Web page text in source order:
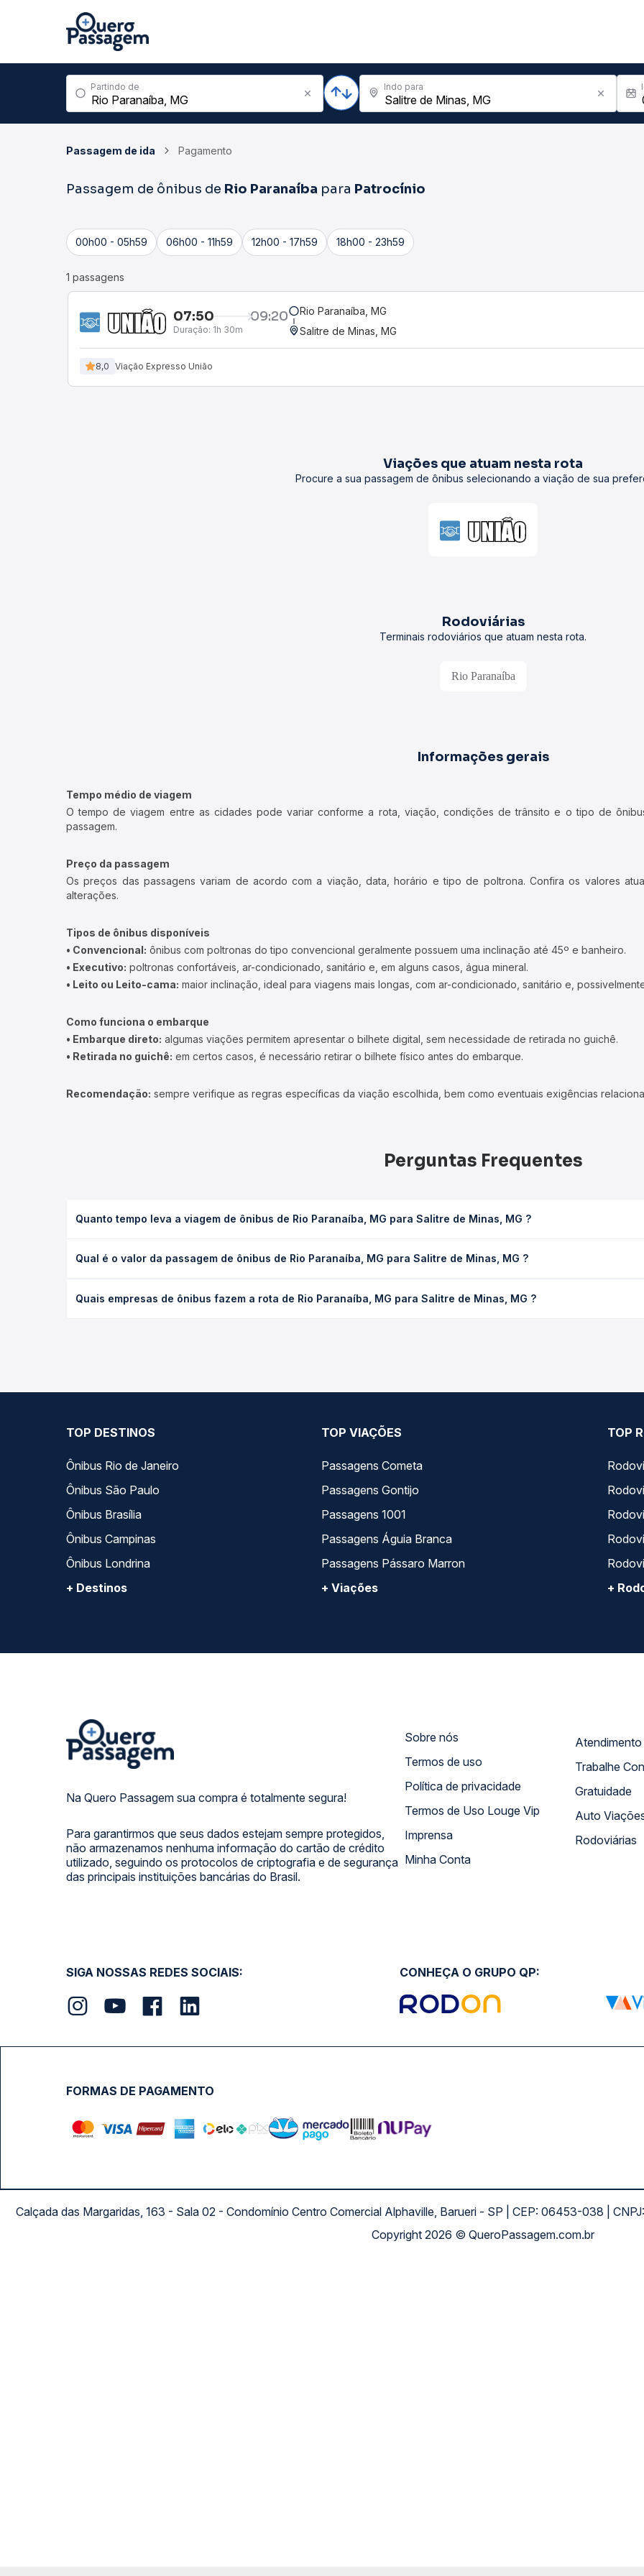
Partindo de Indo para
Passagem de ida Pagamento
Passagem de ônibus de Rio Paranaíba para Patrocínio
00h00 - 05h59 06h00 - 11h59 12h00 - 17h59 18h00 - 23h59
1 passagens
07:50 09:20
Duração: 1h 30m
Rio Paranaíba, MG
Salitre de Minas, MG
8,0 Viação Expresso União
Viações que atuam nesta rota
Procure a sua passagem de ônibus selecionando a viação de sua
Rodoviárias
Terminais rodoviários que atuam nesta rota.
Rio Paranaíba
Informações gerais
Tempo médio de viagem
O tempo de viagem entre as cidades pode variar conforme a rota, viação, condições de trânsito e o tipo de
passagem.
Preço da passagem
Os preços das passagens variam de acordo com a viação, data, horário e tipo de poltrona. Confira os valores
alterações.
Tipos de ônibus disponíveis
• Convencional: ônibus com poltronas do tipo convencional geralmente possuem uma inclinação até 45º e banheiro.
• Executivo: poltronas confortáveis, ar-condicionado, sanitário e, em alguns casos, água mineral.
• Leito ou Leito-cama: maior inclinação, ideal para viagens mais longas, com ar-condicionado, sanitário e,
Como funciona o embarque
• Embarque direto: algumas viações permitem apresentar o bilhete digital, sem necessidade de retirada no guichê.
• Retirada no guichê: em certos casos, é necessário retirar o bilhete físico antes do embarque.
Recomendação: sempre verifique as regras específicas da viação escolhida, bem como eventuais exigências
Perguntas Frequentes
Quanto tempo leva a viagem de ônibus de Rio Paranaíba, MG para Salitre de Minas, MG ?
executivo ou leito) e as condições de tráfego. Na Quero Passagem você consulta os horários disponíveis e vê a
Qual é o valor da passagem de ônibus de Rio Paranaíba, MG para Salitre de Minas, MG ?
poltrona e a antecedência da compra. Na Quero Passagem você compara os preços de todas as viações em tempo
Quais empresas de ônibus fazem a rota de Rio Paranaíba, MG para Salitre de Minas, MG ?
TOP DESTINOS
Ônibus Rio de Janeiro
Ônibus São Paulo
Ônibus Brasília
Ônibus Campinas
Ônibus Londrina
+ Destinos
TOP VIAÇÕES
Passagens Cometa
Passagens Gontijo
Passagens 1001
Passagens Águia Branca
Passagens Pássaro Marron
+ Viações
TOP
+
Na Quero Passagem sua compra é totalmente segura!
Para garantirmos que seus dados estejam sempre protegidos,
não armazenamos nenhuma informação do cartão de crédito
utilizado, seguindo os protocolos de criptografia e de segurança
das principais instituições bancárias do Brasil.
Sobre nós
Termos de uso
Política de privacidade
Termos de Uso Louge Vip
Imprensa
Minha Conta
Trabalhe
Gratuidade
Auto
Rodoviárias
SIGA NOSSAS REDES SOCIAIS: CONHEÇA O GRUPO QP:
FORMAS DE PAGAMENTO
Calçada das Margaridas, 163 - Sala 02 - Condomínio Centro Comercial Alphaville, Barueri - SP | CEP: 06453-038 |
Copyright 2026 © QueroPassagem.com.br